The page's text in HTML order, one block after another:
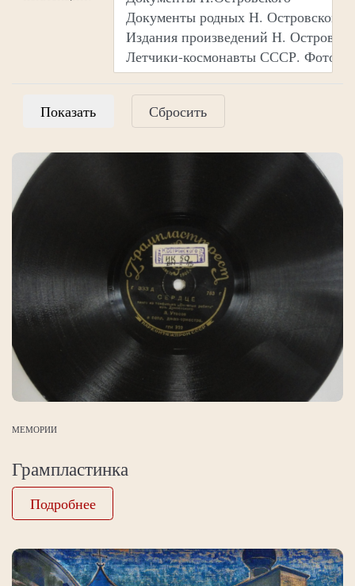
Сбросить
МЕМОРИИ
Грампластинка
Подробнее